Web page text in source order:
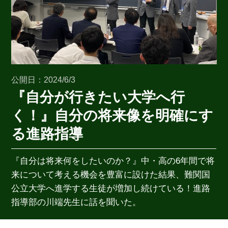
公開日：2024/6/3
『自分が行きたい大学へ行
く！』自分の将来像を明確にす
る進路指導
『自分は将来何をしたいのか？』中・高の6年間で将
来について考える機会を豊富に設けた結果、難関国
公立大学へ進学する生徒が増加し続けている！進路
指導部の川端先生に話を聞いた。